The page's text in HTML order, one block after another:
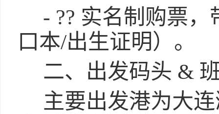
- ?? 实名制购票
口本/出生证明）。
二、出发码头 &
主要出发港为大